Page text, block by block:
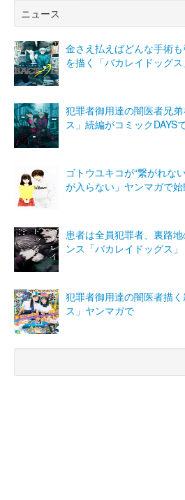
ニュース
金さえ払えばどんな手術
を描く「バカレイドッグ
犯罪者御用達の闇医者兄
ス」続編がコミックDAYS
ゴトウユキコが“繋がれな
が入らない」ヤンマガで始
患者は全員犯罪者、裏路
ンス「バカレイドッグス」
犯罪者御用達の闇医者描
ス」ヤンマガで